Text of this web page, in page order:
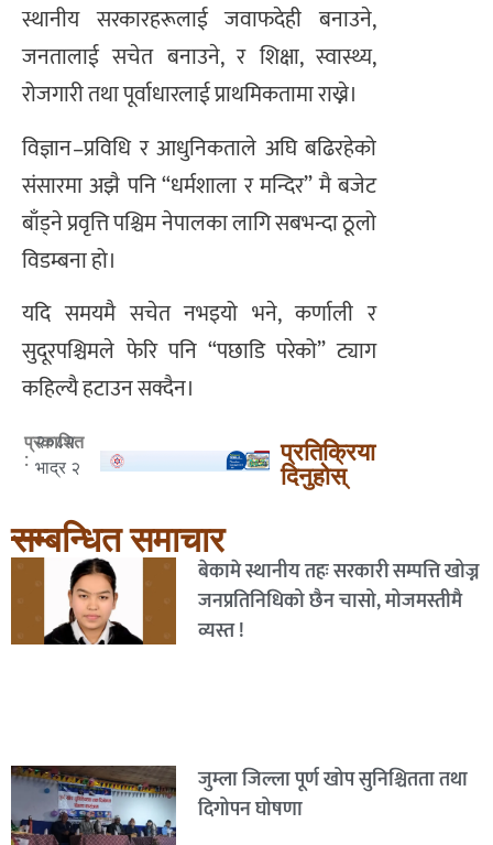
स्थानीय सरकारहरूलाई जवाफदेही बनाउने,
जनतालाई सचेत बनाउने, र शिक्षा, स्वास्थ्य,
रोजगारी तथा पूर्वाधारलाई प्राथमिकतामा राख्ने।
विज्ञान–प्रविधि र आधुनिकताले अघि बढिरहेको
संसारमा अझै पनि “धर्मशाला र मन्दिर” मै बजेट
बाँड्ने प्रवृत्ति पश्चिम नेपालका लागि सबभन्दा ठूलो
विडम्बना हो।
यदि समयमै सचेत नभइयो भने, कर्णाली र
सुदूरपश्चिमले फेरि पनि “पछाडि परेको” ट्याग
कहिल्यै हटाउन सक्दैन।
प्रकाशित
:
२०८२
भाद्र २
प्रतिक्रिया
दिनुहोस्
सम्बन्धित समाचार
बेकामे स्थानीय तहः सरकारी सम्पत्ति खोज्न
जनप्रतिनिधिको छैन चासो, मोजमस्तीमै
व्यस्त !
जुम्ला जिल्ला पूर्ण खोप सुनिश्चितता तथा
दिगोपन घोषणा